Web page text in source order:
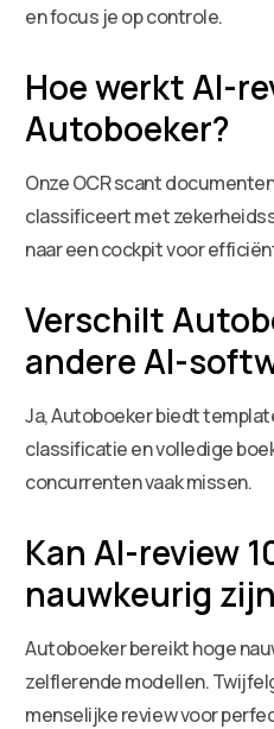
en focus je op controle.
Hoe werkt AI-
Autoboeker?
Onze OCR scant
classificeert met
naar een cockpit voor
Verschilt
andere AI-
Ja, Autoboeker biedt
classificatie en volledige
concurrenten vaak missen.
Kan AI-review
nauwkeurig
Autoboeker bereikt hoge
zelflerende modellen.
menselijke review voor